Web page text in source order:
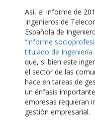
Así, el Informe de
Ingenieros de
Española de
“lnforme
titulado de Ingeniería
que, si bien este
el sector de las
hace en tareas de
un énfasis
empresas requieran
gestión empresarial.